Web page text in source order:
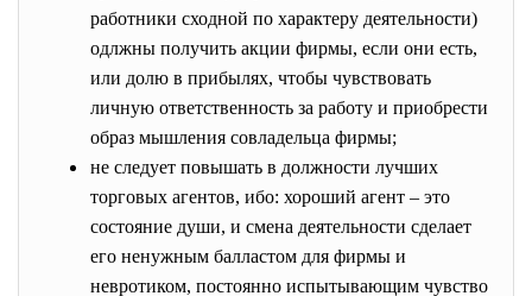
работники сходной по характеру деятельности)
одлжны получить акции фирмы, если они есть,
или долю в прибылях, чтобы чувствовать
личную ответственность за работу и приобрести
образ мышления совладельца фирмы;
не следует повышать в должности лучших
торговых агентов, ибо: хороший агент – это
состояние души, и смена деятельности сделает
его ненужным балластом для фирмы и
невротиком, постоянно испытывающим чувство